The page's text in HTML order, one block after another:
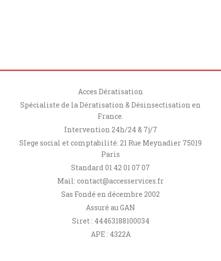
Acces Dératisation
Spécialiste de la Dératisation & Désinsectisation en
France.
Intervention 24h/24 & 7j/7
SIege social et comptabilité: 21 Rue Meynadier 75019
Paris
Standard 01 42 01 07 07
Mail: contact@accesservices.fr
Sas Fondé en décembre 2002
Assuré au GAN
Siret : 44463188100034
APE : 4322A